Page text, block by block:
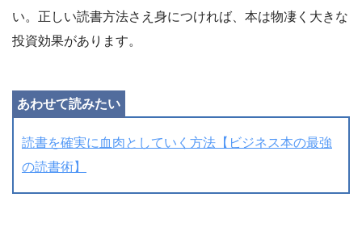
い。正しい読書方法さえ身につければ、本は物凄く大きな
投資効果があります。
読書を確実に血肉としていく方法【ビジネス本の最強
の読書術】